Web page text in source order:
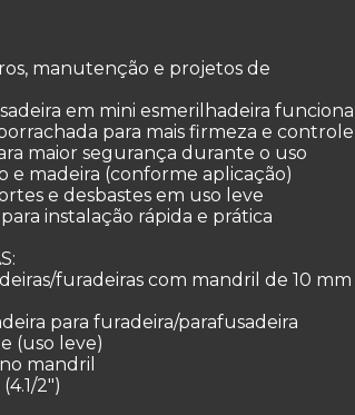
manutenção e projetos de
em mini esmerilhadeira funcional
para mais firmeza e controle
maior segurança durante o uso
e madeira (conforme aplicação)
e desbastes em uso leve
instalação rápida e prática
furadeiras com mandril de 10 mm
para furadeira/parafusadeira
(uso leve)
mandril
2")